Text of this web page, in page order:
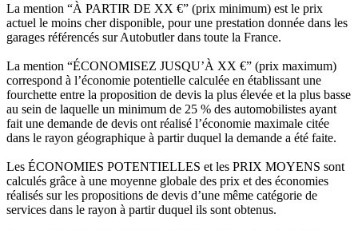
La mention “À PARTIR DE XX €” (prix minimum) est le prix
actuel le moins cher disponible, pour une prestation donnée dans les
garages référencés sur Autobutler dans toute la France.
La mention “ÉCONOMISEZ JUSQU’À XX €” (prix maximum)
correspond à l’économie potentielle calculée en établissant une
fourchette entre la proposition de devis la plus élevée et la plus basse
au sein de laquelle un minimum de 25 % des automobilistes ayant
fait une demande de devis ont réalisé l’économie maximale citée
dans le rayon géographique à partir duquel la demande a été faite.
Les ÉCONOMIES POTENTIELLES et les PRIX MOYENS sont
calculés grâce à une moyenne globale des prix et des économies
réalisés sur les propositions de devis d’une même catégorie de
services dans le rayon à partir duquel ils sont obtenus.